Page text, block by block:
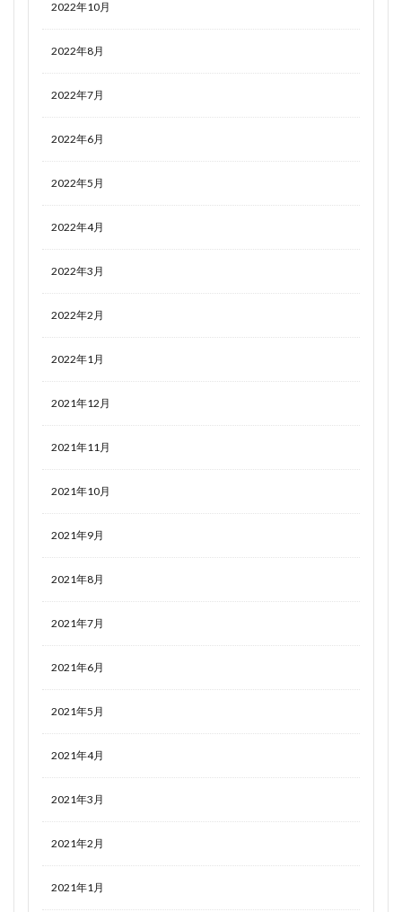
2022年10月
2022年8月
2022年7月
2022年6月
2022年5月
2022年4月
2022年3月
2022年2月
2022年1月
2021年12月
2021年11月
2021年10月
2021年9月
2021年8月
2021年7月
2021年6月
2021年5月
2021年4月
2021年3月
2021年2月
2021年1月